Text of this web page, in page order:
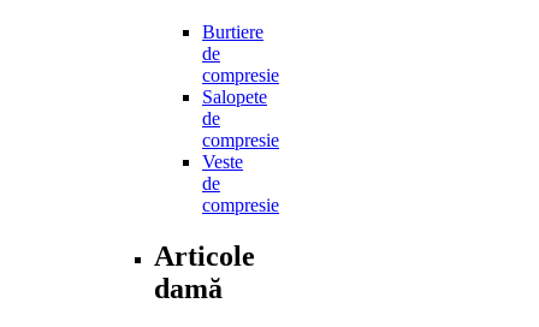
Burtiere
de
compresie
Salopete
de
compresie
Veste
de
compresie
Articole
damă